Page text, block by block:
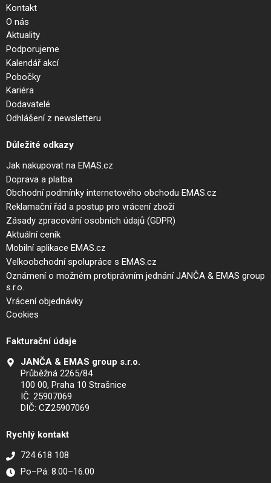
Kontakt
O nás
Aktuality
Podporujeme
Kalendář akcí
Pobočky
Kariéra
Dodavatelé
Odhlášení z newsletteru
Důležité odkazy
Jak nakupovat na EMAS.cz
Doprava a platba
Obchodní podmínky internetového obchodu EMAS.cz
Reklamační řád a postup pro vrácení zboží
Zásady zpracování osobních údajů (GDPR)
Aktuální ceník
Mobilní aplikace EMAS.cz
Velkoobchodní spolupráce s EMAS.cz
Oznámení o možném protiprávním jednání JANČA & EMAS group
s.r.o.
Vrácení objednávky
Cookies
Fakturační údaje
JANČA & EMAS group s.r.o.
Průběžná 2265/84
100 00, Praha 10 Strašnice
IČ: 25907069
DIČ: CZ25907069
Rychlý kontakt
724 618 108
Po–Pá: 8.00–16.00